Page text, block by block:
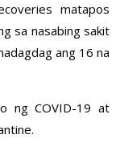
matapos
sa nasabing sakit
ang 16 na
ng COVID-19 at